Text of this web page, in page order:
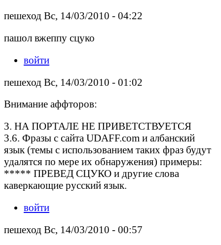
пешеход Вс, 14/03/2010 - 04:22
пашол вжеппу сцуко
войти
пешеход Вс, 14/03/2010 - 01:02
Внимание аффторов:
3. НА ПОРТАЛЕ НЕ ПРИВЕТСТВУЕТСЯ
3.6. Фразы с сайта UDAFF.com и албанский
язык (темы с использованием таких фраз будут
удалятся по мере их обнаружения) примеры:
***** ПРЕВЕД СЦУКО и другие слова
каверкающие русский язык.
войти
пешеход Вс, 14/03/2010 - 00:57